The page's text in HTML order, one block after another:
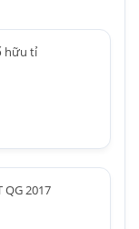
hữu tỉ
QG 2017